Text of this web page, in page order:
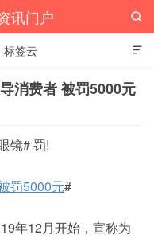

标签云

消费者 被罚5000元
镜# 罚!
罚5000元#
年12月开始，宣称为